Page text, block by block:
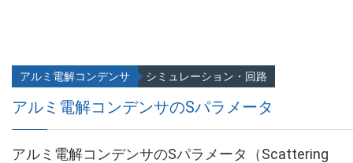
アルミ電解コンデンサのSパラメータ
アルミ電解コンデンサ シミュレーション・回路
アルミ電解コンデンサのSパラメータ（Scattering